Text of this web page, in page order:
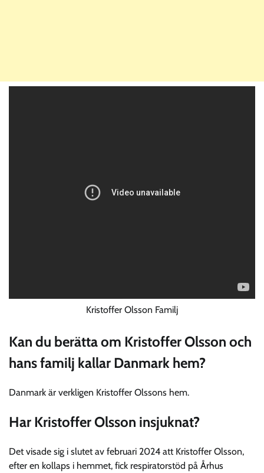
Kristoffer Olsson Familj
Kan du berätta om Kristoffer Olsson och
hans familj kallar Danmark hem?
Danmark är verkligen Kristoffer Olssons hem.
Har Kristoffer Olsson insjuknat?
Det visade sig i slutet av februari 2024 att Kristoffer Olsson,
efter en kollaps i hemmet, fick respiratorstöd på Århus